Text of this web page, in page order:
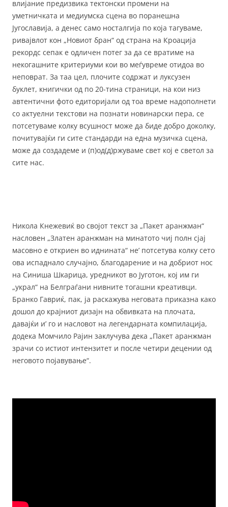
влијание предизвика тектонски промени на
уметничката и медиумска сцена во поранешна
Југославија, а денес само носталгија по која тагуваме,
ривајвлот кон „Новиот бран“ од страна на Кроација
рекордс сепак е одличен потег за да се вратиме на
некогашните критериуми кои во меѓувреме отидоа во
неповрат. За таа цел, плочите содржат и луксузен
буклет, книгички од по 20-тина страници, на кои низ
автентични фото едиторијали од тоа време надополнети
со актуелни текстови на познати новинарски пера, се
потсетуваме колку всушност може да биде добро доколку,
почитувајќи ги сите стандарди на една музичка сцена,
може да создадеме и (п)од(д)ржуваме свет кој е светол за
сите нас.
Никола Кнежевиќ во својот текст за „Пакет аранжман“
насловен „Златен аранжман на минатото чиј полн сјај
масовно е откриен во иднината“ не’ потсетува колку сето
ова испаднало случајно, благодарение и на добриот нос
на Синиша Шкарица, уредникот во Југотон, кој им ги
„украл“ на Белграѓани нивните тогашни креативци.
Бранко Гавриќ, пак, ја раскажува неговата приказна како
дошол до крајниот дизајн на обвивката на плочата,
давајќи и’ го и насловот на легендарната компилација,
додека Момчило Рајин заклучува дека „Пакет аранжман
зрачи со истиот интензитет и после четири децении од
неговото појавување“.